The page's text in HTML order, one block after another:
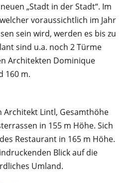
„Stadt in der Stadt“. Im
voraussichtlich im Jahr
sein wird, werden es bis zu
sind u.a. noch 2 Türme
Architekten Dominique
160 m.
Architekt Lintl, Gesamthöhe
in 155 m Höhe. Sich
Restaurant in 165 m Höhe.
Blick auf die
Umland.